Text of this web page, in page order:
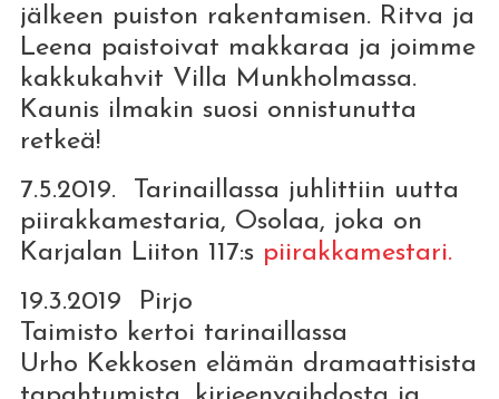
jälkeen puiston rakentamisen. Ritva ja
Leena paistoivat makkaraa ja joimme
kakkukahvit Villa Munkholmassa.
Kaunis ilmakin suosi onnistunutta
retkeä!
7.5.2019. Tarinaillassa juhlittiin uutta
piirakkamestaria, Osolaa, joka on
Karjalan Liiton 117:s piirakkamestari.
19.3.2019 Pirjo
Taimisto kertoi tarinaillassa
Urho Kekkosen elämän dramaattisista